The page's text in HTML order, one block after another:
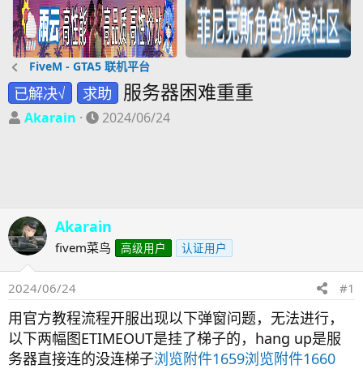
FiveM - GTA5 联机平台
已解决√ 求助 服务器困难重重
主
Akarain
开
2024/06/24
Akarain
fivem菜鸟 高级用户 认证用户
2024/06/24 #1
用官方教程流程开服出现以下弹窗问题，无法进行，
以下两幅图ETIMEOUT是挂了梯子的，hang up是服
务器直接连的没连梯子浏览附件1659浏览附件1660